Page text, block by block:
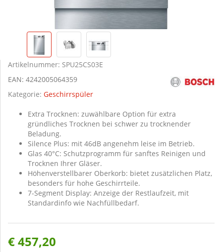
Artikelnummer: SPU25CS03E
EAN: 4242005064359
Kategorie: Geschirrspüler
Extra Trocknen: zuwählbare Option für extra
gründliches Trocknen bei schwer zu trocknender
Beladung.
Silence Plus: mit 46dB angenehm leise im Betrieb.
Glas 40°C: Schutzprogramm für sanftes Reinigen und
Trocknen Ihrer Gläser.
Höhenverstellbarer Oberkorb: bietet zusätzlichen Platz,
besonders für hohe Geschirrteile.
7-Segment Display: Anzeige der Restlaufzeit, mit
Standardinfo wie Nachfüllbedarf.
€ 457,20